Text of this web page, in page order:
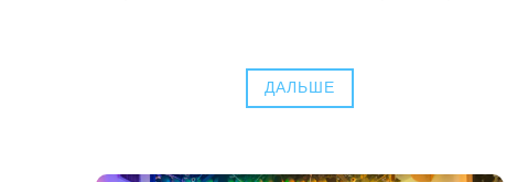
ДАЛЬШЕ